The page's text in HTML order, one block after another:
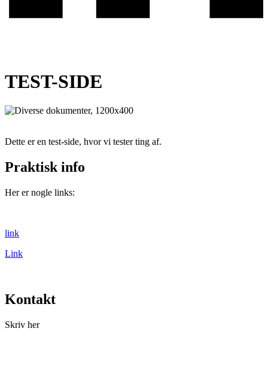
TEST-SIDE
Dette er en test-side, hvor vi tester ting af.
Praktisk info
Her er nogle links:
link
Link
Kontakt
Skriv her